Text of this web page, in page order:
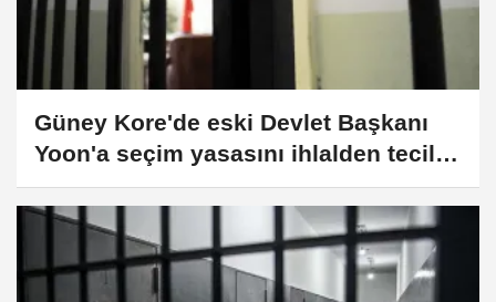
Güney Kore'de eski Devlet Başkanı
Yoon'a seçim yasasını ihlalden tecilli
18 ay hapis cezası